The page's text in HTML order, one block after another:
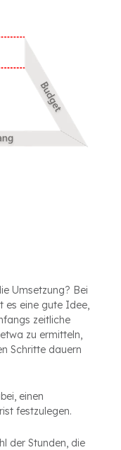
Umsetzung? Bei
es eine gute Idee,
zeitliche
zu ermitteln,
Schritte dauern
einen
festzulegen.
der Stunden, die